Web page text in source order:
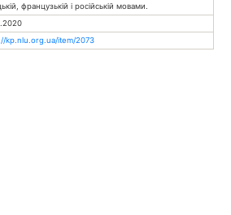
французькій і російській мовами.
kp.nlu.org.ua/item/2073